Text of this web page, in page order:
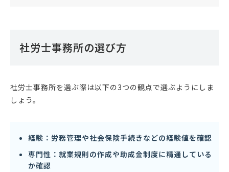
社労士事務所の選び方
社労士事務所を選ぶ際は以下の3つの観点で選ぶようにしま
しょう。
経験：労務管理や社会保険手続きなどの経験値を確認
専門性：就業規則の作成や助成金制度に精通している
か確認